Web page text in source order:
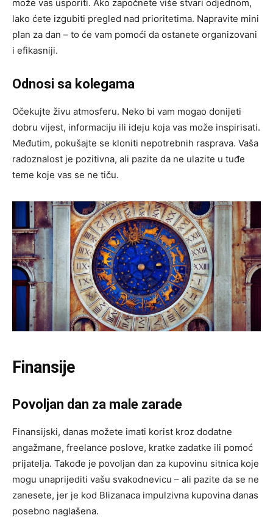
može vas usporiti. Ako započnete više stvari odjednom,
lako ćete izgubiti pregled nad prioritetima. Napravite mini
plan za dan – to će vam pomoći da ostanete organizovani
i efikasniji.
Odnosi sa kolegama
Očekujte živu atmosferu. Neko bi vam mogao donijeti
dobru vijest, informaciju ili ideju koja vas može inspirisati.
Međutim, pokušajte se kloniti nepotrebnih rasprava. Vaša
radoznalost je pozitivna, ali pazite da ne ulazite u tuđe
teme koje vas se ne tiču.
Finansije
Povoljan dan za male zarade
Finansijski, danas možete imati korist kroz dodatne
angažmane, freelance poslove, kratke zadatke ili pomoć
prijatelja. Takođe je povoljan dan za kupovinu sitnica koje
mogu unaprijediti vašu svakodnevicu – ali pazite da se ne
zanesete, jer je kod Blizanaca impulzivna kupovina danas
posebno naglašena.